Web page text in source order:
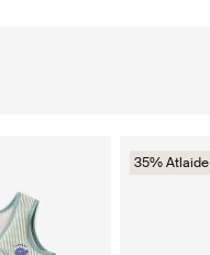
35% Atlaide